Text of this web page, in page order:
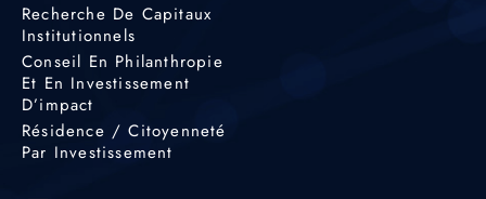
Recherche De Capitaux
Institutionnels
Conseil En Philanthropie
Et En Investissement
D’impact
Résidence / Citoyenneté
Par Investissement